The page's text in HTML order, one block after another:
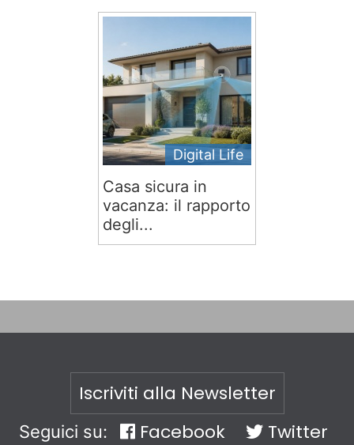
Digital Life
Casa sicura in
vacanza: il rapporto
degli...
Iscriviti alla Newsletter
Seguici su: Facebook
Twitter